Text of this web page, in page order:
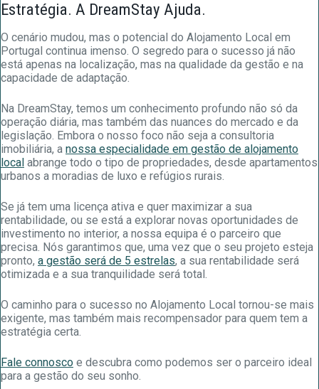
Estratégia. A DreamStay Ajuda.
O cenário mudou, mas o potencial do Alojamento Local em
Portugal continua imenso. O segredo para o sucesso já não
está apenas na localização, mas na qualidade da gestão e na
capacidade de adaptação.
Na DreamStay, temos um conhecimento profundo não só da
operação diária, mas também das nuances do mercado e da
legislação. Embora o nosso foco não seja a consultoria
imobiliária, a nossa especialidade em gestão de alojamento
local abrange todo o tipo de propriedades, desde apartamentos
urbanos a moradias de luxo e refúgios rurais.
Se já tem uma licença ativa e quer maximizar a sua
rentabilidade, ou se está a explorar novas oportunidades de
investimento no interior, a nossa equipa é o parceiro que
precisa. Nós garantimos que, uma vez que o seu projeto esteja
pronto, a gestão será de 5 estrelas, a sua rentabilidade será
otimizada e a sua tranquilidade será total.
O caminho para o sucesso no Alojamento Local tornou-se mais
exigente, mas também mais recompensador para quem tem a
estratégia certa.
Fale connosco e descubra como podemos ser o parceiro ideal
para a gestão do seu sonho.